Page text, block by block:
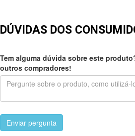
DÚVIDAS DOS
Tem alguma dúvida sobre este
outros compradores!
Enviar pergunta